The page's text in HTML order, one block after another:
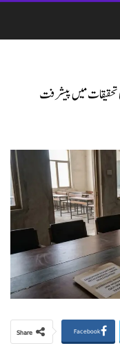
تحقیقات میں پیشرفت
Share Facebook